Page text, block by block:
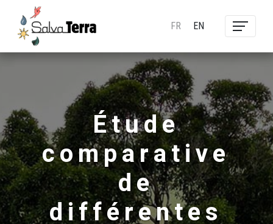
FR EN
Étude
comparative
de
différentes